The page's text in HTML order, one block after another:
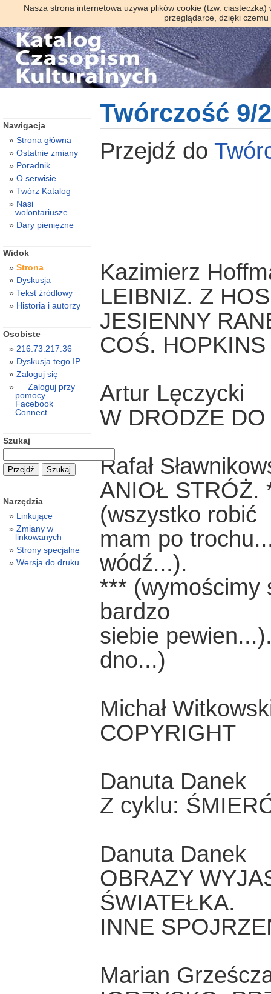
Nasza strona internetowa używa plików cookie (tzw.
przeglądarce, dzięki
Twórczość 9/
Przejdź do
Kazimierz
LEIBNIZ. Z
JESIENNY
COŚ. HOPKINS
Artur Lęczycki
W DRODZE DO
Rafał
ANIOŁ STRÓŻ.
(wszystko robić
mam po
wódź...).
*** (wymościmy
bardzo
siebie
dno...)
Michał
COPYRIGHT
Danuta Danek
Z cyklu:
Danuta Danek
OBRAZY
ŚWIATEŁKA.
INNE
Marian
Nawigacja
Strona główna
Ostatnie zmiany
Poradnik
O serwisie
Twórz Katalog
Nasi
wolontariusze
Dary pieniężne
Widok
Strona
Dyskusja
Tekst źródłowy
Historia i autorzy
Osobiste
216.73.217.36
Dyskusja tego IP
Zaloguj się
Zaloguj przy
pomocy
Facebook
Connect
Szukaj
Narzędzia
Linkujące
Zmiany w
linkowanych
Strony specjalne
Wersja do druku